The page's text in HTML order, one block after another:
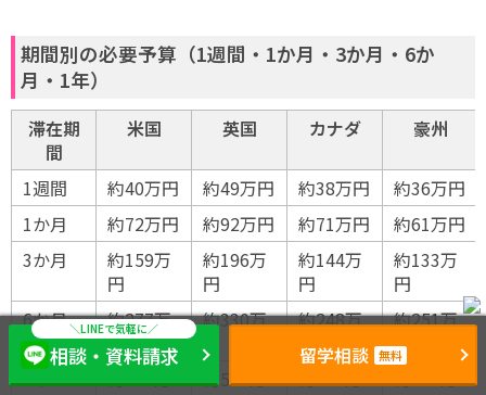
期間別の必要予算（1週間・1か月・3か月・6か
月・1年）
滞在期
間
米国 英国 カナダ 豪州
1週間 約40万円 約49万円 約38万円
約36万円
1か月
約72万円 約92万円 約71万円
約61万円
3か月
約159万
円
約196万
円
約144万
円
約133万
円
6か月
約277万
円
約330万
円
約248万
円
約251万
円
1年
約508万
約597万
約463万
約459万
相談・資料請求 留学相談 無料